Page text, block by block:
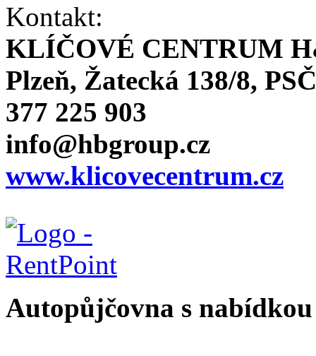
Kontakt:
KLÍČOVÉ CENTRUM
Plzeň, Žatecká 138/8,
377 225 903
info@hbgroup.cz
www.klicovecentrum.cz
Autopůjčovna s